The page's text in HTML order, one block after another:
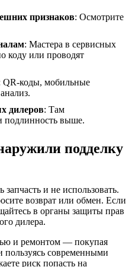
признаков: Осмотрите
: Мастера в сервисных
коду или проводят
QR-коды, мобильные
дилеров: Там
подлинность выше.
подделку
и не использовать.
возврат или обмен. Если
в органы защиты прав
дилера.
и ремонтом — покупая
пользуясь современными
риск попасть на